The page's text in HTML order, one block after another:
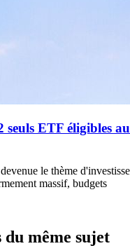
seuls ETF éligibles
le thème
massif, budgets
même sujet